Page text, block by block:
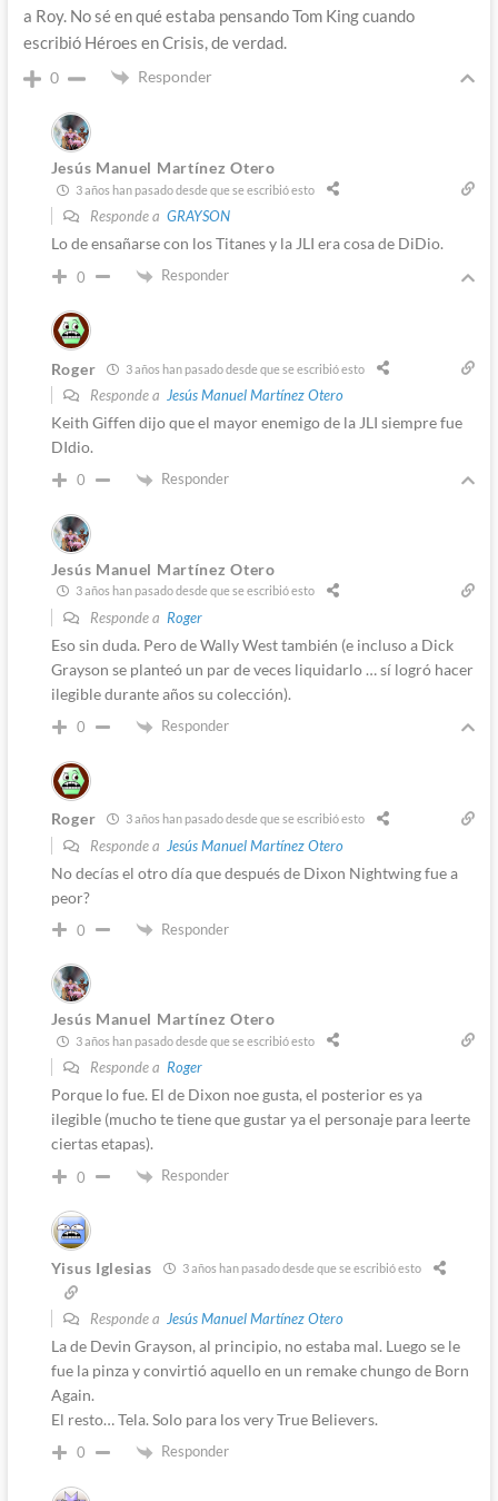
a Roy. No sé en qué estaba pensando Tom King cuando
escribió Héroes en Crisis, de verdad.
0 Responder
Jesús Manuel Martínez Otero
3 años han pasado desde que se escribió esto
Responde a GRAYSON
Lo de ensañarse con los Titanes y la JLI era cosa de DiDio.
0 Responder
Roger 3 años han pasado desde que se escribió esto
Responde a Jesús Manuel Martínez Otero
Keith Giffen dijo que el mayor enemigo de la JLI siempre fue
DIdio.
0 Responder
Jesús Manuel Martínez Otero
3 años han pasado desde que se escribió esto
Responde a Roger
Eso sin duda. Pero de Wally West también (e incluso a Dick
Grayson se planteó un par de veces liquidarlo … sí logró hacer
ilegible durante años su colección).
0 Responder
Roger 3 años han pasado desde que se escribió esto
Responde a Jesús Manuel Martínez Otero
No decías el otro día que después de Dixon Nightwing fue a
peor?
0 Responder
Jesús Manuel Martínez Otero
3 años han pasado desde que se escribió esto
Responde a Roger
Porque lo fue. El de Dixon noe gusta, el posterior es ya
ilegible (mucho te tiene que gustar ya el personaje para leerte
ciertas etapas).
0 Responder
Yisus Iglesias 3 años han pasado desde que se escribió esto
Responde a Jesús Manuel Martínez Otero
La de Devin Grayson, al principio, no estaba mal. Luego se le
fue la pinza y convirtió aquello en un remake chungo de Born
Again.
El resto… Tela. Solo para los very True Believers.
0 Responder